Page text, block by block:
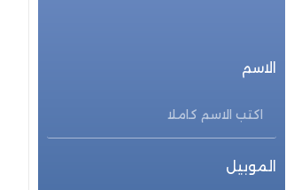
الاسم
الموبيل